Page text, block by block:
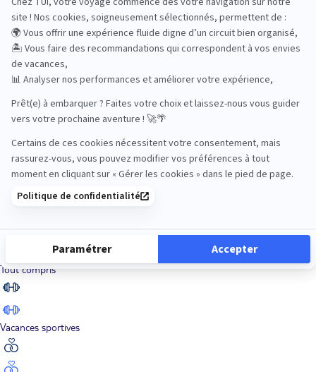
Road Trips
Sénior
Tout compris
Vacances sportives